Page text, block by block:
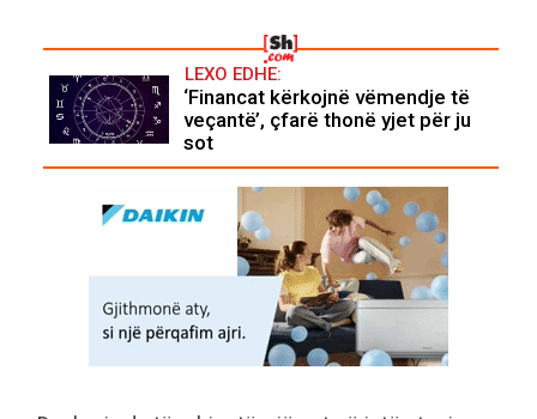
LEXO EDHE:
‘Financat kërkojnë vëmendje të
veçantë’, çfarë thonë yjet për ju
sot